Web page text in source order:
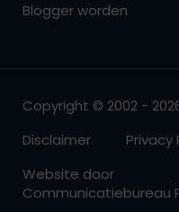
Blogger worden
Copyright © 2002 -
Disclaimer
Privacy
Website door
Communicatiebureau